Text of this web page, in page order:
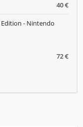
40 €
72 €
- Nintendo